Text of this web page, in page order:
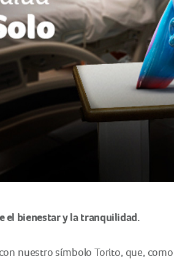
el bienestar y la tranquilidad.
nuestro símbolo Torito, que,